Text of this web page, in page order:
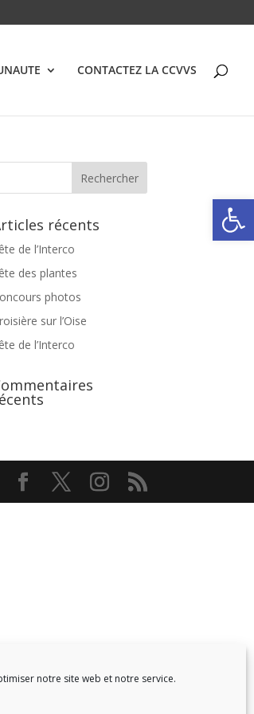
notre site web et notre service.
Ouvrir
CONTACTEZ LA CCVVS
récents
de l’Interco
des plantes
photos
sur l’Oise
de l’Interco